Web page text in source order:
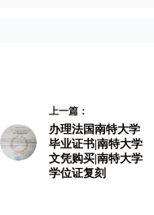
上一篇：
办理法国南特大学
毕业证书|南特大学
文凭购买|南特大学
学位证复刻